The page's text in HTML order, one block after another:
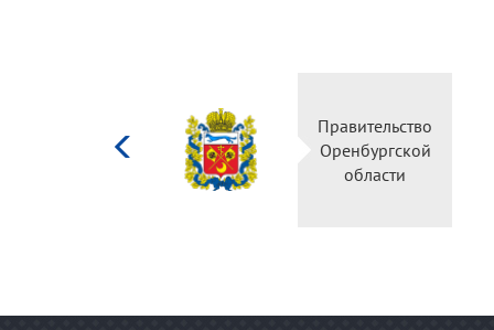
Правительство
Оренбургской
области